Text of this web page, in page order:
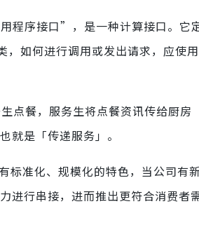
序接口”，是一种计算接口。它
如何进行调用或发出请求，应使
点餐，服务生将点餐资讯传给厨房
就是「传递服务」。
准化、规模化的特色，当公司有
进行串接，进而推出更符合消费者